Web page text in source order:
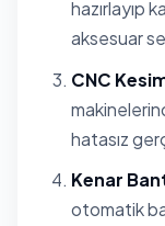
hazırlayıp
aksesuar
CNC
hatasız
Kenar
otomatik